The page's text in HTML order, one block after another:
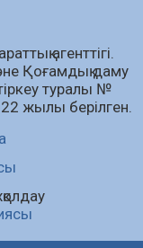
көрсетті
қолдау
агенттігі.
Қоғамдық даму
тіркеу туралы №
жылы берілген.